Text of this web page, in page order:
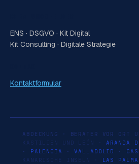
ENS · DSGVO · Kit Digital
Kit Consulting · Digitale Strategie
Kontaktformular
ABDECKUNG · BERATER VOR ORT
KASTILIEN UND LEÓN · ARANDA
· PALENCIA ·VALLADOLID ·
KANARISCHE INSELN · LAS